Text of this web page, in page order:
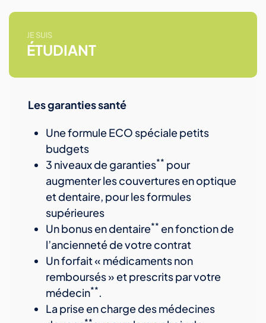
JE SUIS
ÉTUDIANT
Les garanties santé
Une formule ECO spéciale petits
budgets
3 niveaux de garanties** pour
augmenter les couvertures en optique
et dentaire, pour les formules
supérieures
Un bonus en dentaire** en fonction de
l’ancienneté de votre contrat
Un forfait « médicaments non
remboursés » et prescrits par votre
médecin**.
La prise en charge des médecines